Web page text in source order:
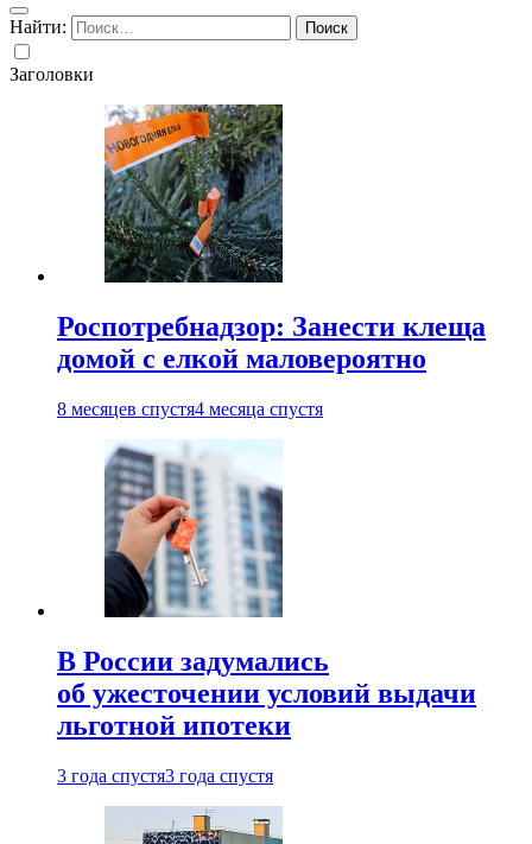
Найти:
Заголовки
Роспотребнадзор: Занести клеща
домой с елкой маловероятно
8 месяцев спустя4 месяца спустя
В России задумались
об ужесточении условий выдачи
льготной ипотеки
3 года спустя3 года спустя